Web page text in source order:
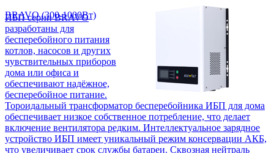
BRAVO (300-1000Вт)
ИБП серии BRAVO
разработаны для
бесперебойного питания
котлов, насосов и других
чувствительных приборов
дома или офиса и
обеспечивают надёжное,
бесперебойное питание.
Тороидальный трансформатор бесперебойника ИБП для дома
обеспечивает низкое собственное потребление, что делает
включение вентилятора редким. Интеллектуальное зарядное
устройство ИБП имеет уникальный режим консервации АКБ,
что увеличивает срок службы батареи. Сквозная нейтраль